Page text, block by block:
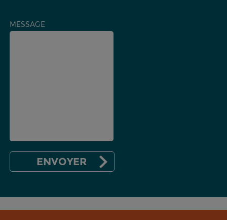
MESSAGE